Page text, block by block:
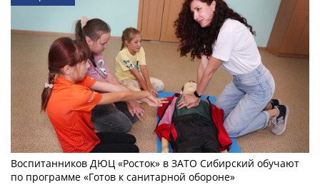
Воспитанников ДЮЦ «Росток» в ЗАТО Сибирский обучают
по программе «Готов к санитарной обороне»